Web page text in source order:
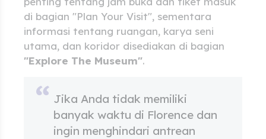
di bagian "Plan Your Visit", sementara
informasi tentang ruangan, karya seni
utama, dan koridor disediakan di bagian
"Explore The Museum".
Jika Anda tidak memiliki
banyak waktu di Florence dan
ingin menghindari antrean